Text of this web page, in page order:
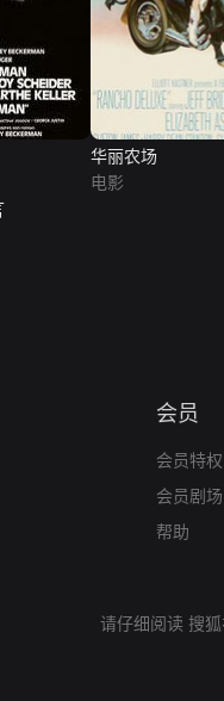
华丽农场
电影
会员
会员特权
会员剧场
帮助
请仔细阅读 搜